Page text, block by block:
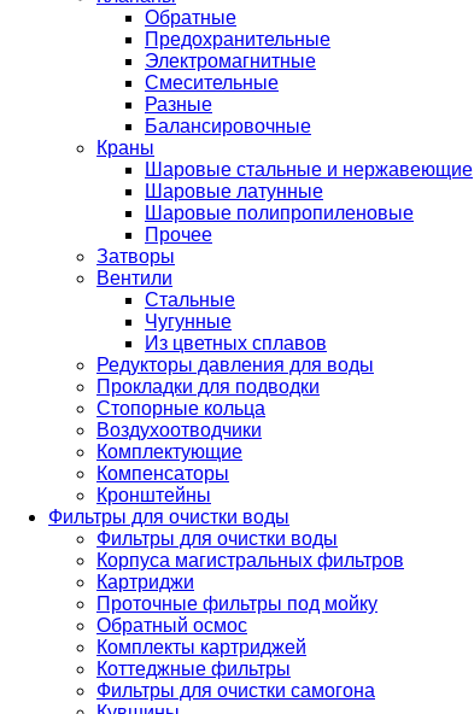
Обратные
Предохранительные
Электромагнитные
Смесительные
Разные
Балансировочные
Краны
Шаровые стальные и нержавеющие
Шаровые латунные
Шаровые полипропиленовые
Прочее
Затворы
Вентили
Стальные
Чугунные
Из цветных сплавов
Редукторы давления для воды
Прокладки для подводки
Стопорные кольца
Воздухоотводчики
Комплектующие
Компенсаторы
Кронштейны
Фильтры для очистки воды
Фильтры для очистки воды
Корпуса магистральных фильтров
Картриджи
Проточные фильтры под мойку
Обратный осмос
Комплекты картриджей
Коттеджные фильтры
Фильтры для очистки самогона